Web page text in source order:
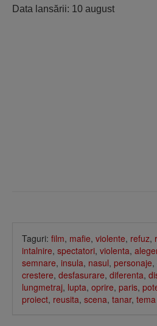
Data lansării: 10 august
Taguri: film, mafie, violente, refuz,
intalnire, spectatori, violenta,
semnare, insula, nasul, personaje,
crestere, desfasurare, diferenta,
lungmetraj, lupta, oprire, paris,
proiect, reusita, scena, tanar, tema